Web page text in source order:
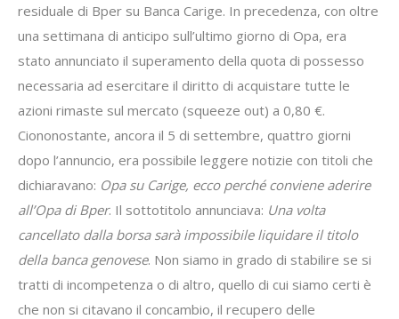
residuale di Bper su Banca Carige. In precedenza, con oltre
una settimana di anticipo sull’ultimo giorno di Opa, era
stato annunciato il superamento della quota di possesso
necessaria ad esercitare il diritto di acquistare tutte le
azioni rimaste sul mercato (squeeze out) a 0,80 €.
Ciononostante, ancora il 5 di settembre, quattro giorni
dopo l’annuncio, era possibile leggere notizie con titoli che
dichiaravano: Opa su Carige, ecco perché conviene aderire
all’Opa di Bper. Il sottotitolo annunciava: Una volta
cancellato dalla borsa sarà impossibile liquidare il titolo
della banca genovese. Non siamo in grado di stabilire se si
tratti di incompetenza o di altro, quello di cui siamo certi è
che non si citavano il concambio, il recupero delle